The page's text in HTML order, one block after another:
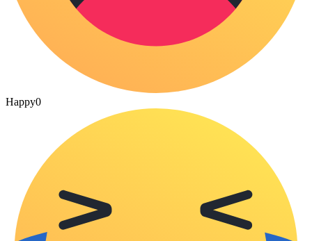
Happy0